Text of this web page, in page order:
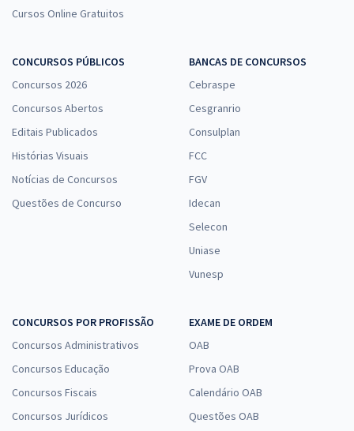
Cursos Online Gratuitos
CONCURSOS PÚBLICOS
Concursos 2026
Concursos Abertos
Editais Publicados
Histórias Visuais
Notícias de Concursos
Questões de Concurso
BANCAS DE CONCURSOS
Cebraspe
Cesgranrio
Consulplan
FCC
FGV
Idecan
Selecon
Uniase
Vunesp
CONCURSOS POR PROFISSÃO
Concursos Administrativos
Concursos Educação
Concursos Fiscais
Concursos Jurídicos
EXAME DE ORDEM
OAB
Prova OAB
Calendário OAB
Questões OAB